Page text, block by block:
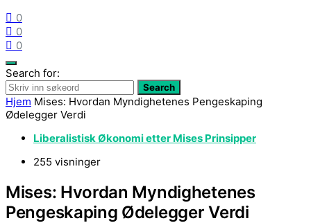
0
0
0
Search for:
Search
Hjem Mises: Hvordan Myndighetenes Pengeskaping
Ødelegger Verdi
Liberalistisk Økonomi etter Mises Prinsipper
255 visninger
Mises: Hvordan Myndighetenes
Pengeskaping Ødelegger Verdi